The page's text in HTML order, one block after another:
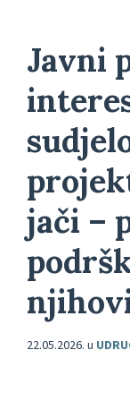
Javni
jači –
22.05.2026. u